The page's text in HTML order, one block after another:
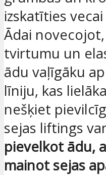
izskatīties
Ādai
tvirtumu un
ādu vaļīgāku
līniju, kas
nešķiet
sejas liftings
pievelkot ādu,
mainot sejas